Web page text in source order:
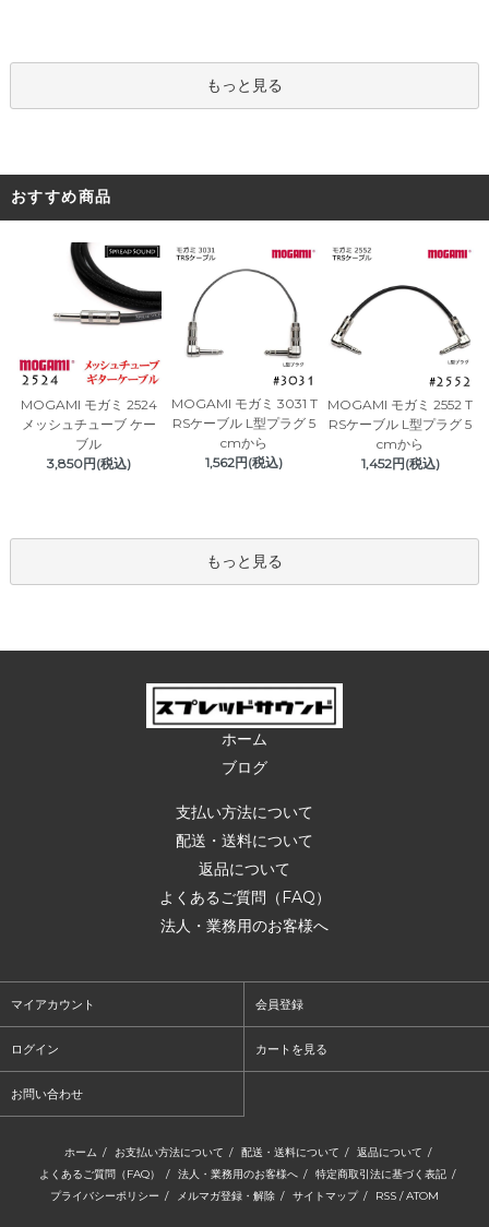
もっと見る
おすすめ商品
MOGAMI モガミ 2524
メッシュチューブ ケー
ブル
3,850円(税込)
MOGAMI モガミ 3031 T
RSケーブル L型プラグ 5
cmから
1,562円(税込)
MOGAMI モガミ 2552 T
RSケーブル L型プラグ 5
cmから
1,452円(税込)
もっと見る
ホーム
ブログ
支払い方法について
配送・送料について
返品について
よくあるご質問（FAQ）
法人・業務用のお客様へ
マイアカウント 会員登録
ログイン カートを見る
お問い合わせ
ホーム / お支払い方法について / 配送・送料について / 返品について /
よくあるご質問（FAQ）
/ 法人・業務用のお客様へ / 特定商取引法に基づく表記 /
プライバシーポリシー / メルマガ登録・解除 / サイトマップ / RSS /ATOM